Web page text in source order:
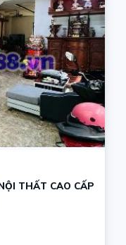
THẤT CAO CẤP